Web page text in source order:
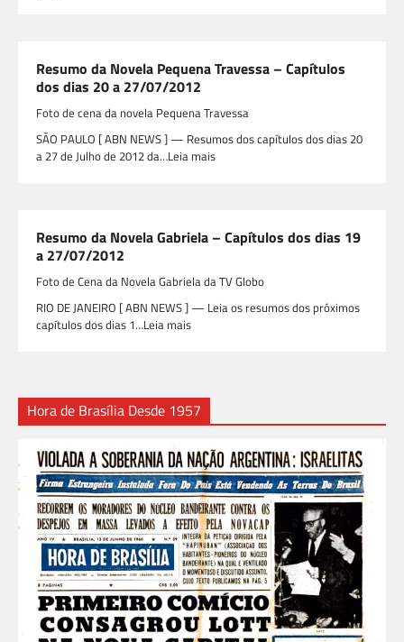
Resumo da Novela Pequena Travessa – Capítulos
dos dias 20 a 27/07/2012
Foto de cena da novela Pequena Travessa
SÃO PAULO [ ABN NEWS ] — Resumos dos capítulos dos dias 20
a 27 de Julho de 2012 da…Leia mais
Resumo da Novela Gabriela – Capítulos dos dias 19
a 27/07/2012
Foto de Cena da Novela Gabriela da TV Globo
RIO DE JANEIRO [ ABN NEWS ] — Leia os resumos dos próximos
capítulos dos dias 1…Leia mais
Hora de Brasília Desde 1957